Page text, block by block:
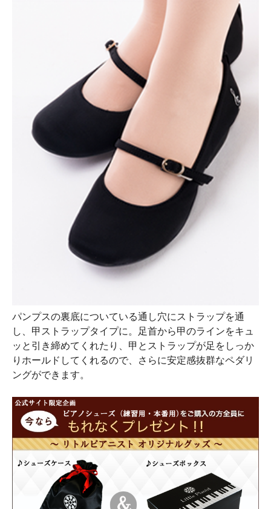
パンプスの裏底についている通し穴にストラップを通
し、甲ストラップタイプに。足首から甲のラインをキュ
ッと引き締めてくれたり、甲とストラップが足をしっか
りホールドしてくれるので、さらに安定感抜群なペダリ
ングができます。